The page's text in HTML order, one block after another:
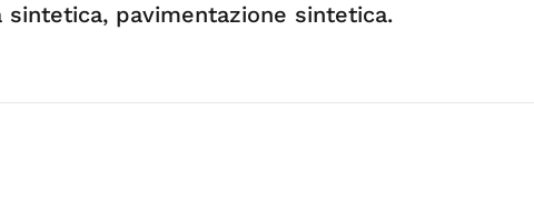
sintetica, pavimentazione sintetica.